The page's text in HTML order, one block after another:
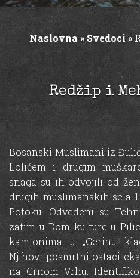
Naslovna »Svedoci »
Redžip i
Bosanski Muslimani iz
Lolićem i drugim
snaga su ih odvojili od
drugih muslimanskih sela
Potoku. Odvedeni su
zatim u Dom kulture u
kamionima u „Gerinu
Njihovi posmrtni ostaci
na Crnom Vrhu.